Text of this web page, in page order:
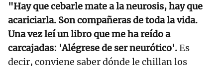
"Hay que cebarle mate a la neurosis, hay que
acariciarla. Son compañeras de toda la vida.
Una vez leí un libro que me ha reído a
carcajadas: 'Alégrese de ser neurótico'.Es
decir, conviene saber dónde le chillan los